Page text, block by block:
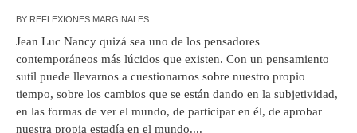
BY REFLEXIONES MARGINALES
Jean Luc Nancy quizá sea uno de los pensadores
contemporáneos más lúcidos que existen. Con un pensamiento
sutil puede llevarnos a cuestionarnos sobre nuestro propio
tiempo, sobre los cambios que se están dando en la subjetividad,
en las formas de ver el mundo, de participar en él, de aprobar
nuestra propia estadía en el mundo....